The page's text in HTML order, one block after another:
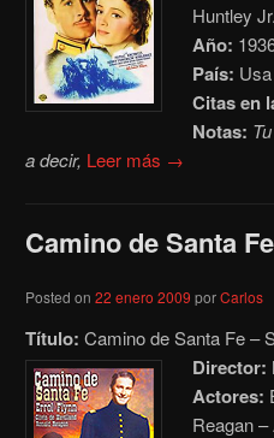
Huntley
Año:
País: Usa
Citas en
Notas:
a decir, Leer más →
Camino de Santa
Posted on22 enero 2009 porCarlos
Título: Camino de Santa Fe –
Director:
Actores:
Reagan